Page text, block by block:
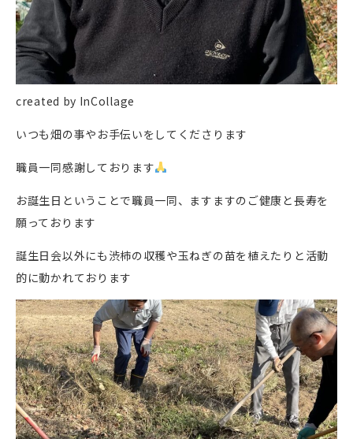
created by InCollage
いつも畑の事やお手伝いをしてくださります
職員一同感謝しております
お誕生日ということで職員一同、ますますのご健康と長寿を
願っております
誕生日会以外にも渋柿の収穫や玉ねぎの苗を植えたりと活動
的に動かれております